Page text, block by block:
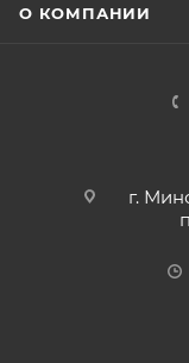
О КОМПАНИИ
г.